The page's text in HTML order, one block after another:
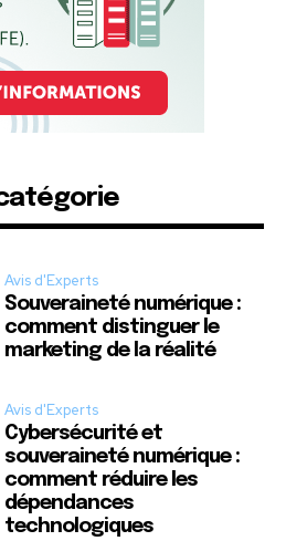
Avis d'Experts
Souveraineté numérique :
comment distinguer le
marketing de la réalité
Avis d'Experts
Cybersécurité et
souveraineté numérique :
comment réduire les
dépendances
technologiques